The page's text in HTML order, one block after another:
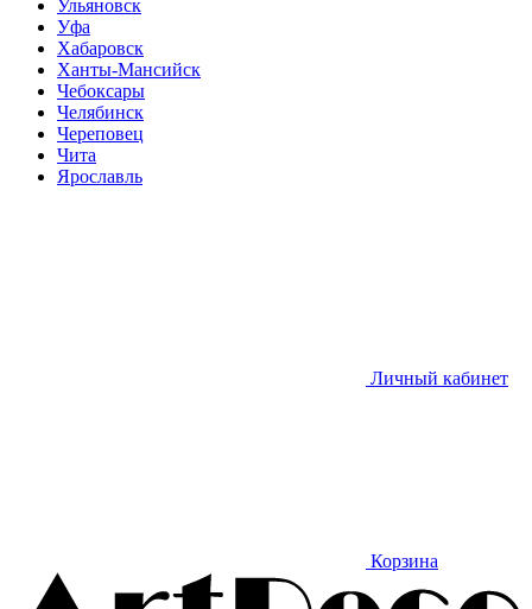
Ульяновск
Уфа
Хабаровск
Ханты-Мансийск
Чебоксары
Челябинск
Череповец
Чита
Ярославль
Личный кабинет
Корзина